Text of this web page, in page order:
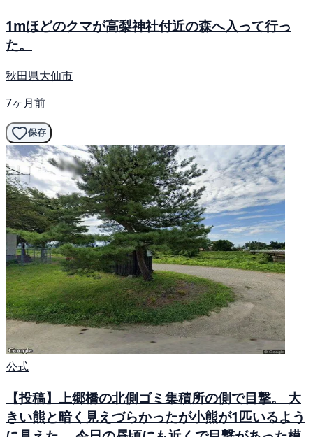
1mほどのクマが高梨神社付近の森へ入って行っ
た。
秋田県大仙市
7ヶ月前
保存
公式
【投稿】上郷橋の北側ゴミ集積所の側で目撃。 大
きい熊と暗く見えづらかったが小熊が1匹いるよう